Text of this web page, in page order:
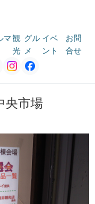
マ観
光
グル
メ
イベ
ント
お問
合せ
央市場